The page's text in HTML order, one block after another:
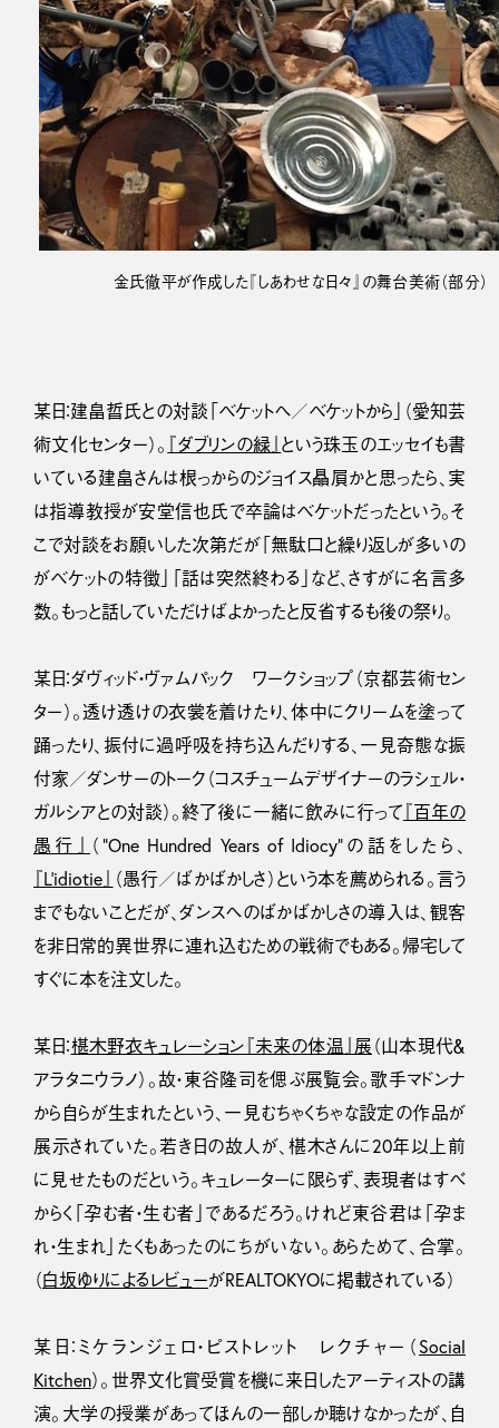
金氏徹平が作成した『しあわせな日々』の舞台美術（部分）
某日：建畠晢氏との対談「ベケットへ／ベケットから」（愛知芸
術文化センター）。 『ダブリンの緑』 という珠玉のエッセイも書
いている建畠さんは根っからのジョイス贔屓かと思ったら、実
は指導教授が安堂信也氏で卒論はベケットだったという。そ
こで対談をお願いした次第だが「無駄口と繰り返しが多いの
がベケットの特徴」「話は突然終わる」など、さすがに名言多
数。もっと話していただけばよかったと反省するも後の祭り。
某日：ダヴィッド・ヴァムパック ワークショップ（京都芸術セン
ター）。透け透けの衣裳を着けたり、体中にクリームを塗って
踊ったり、振付に過呼吸を持ち込んだりする、一見奇態な振
付家／ダンサーのトーク（コスチュームデザイナーのラシェル・
ガルシアとの対談）。終了後に一緒に飲みに行って 『百年の
愚行』
（”One Hundred Years of Idiocy”の話をしたら、
『L’idiotie』
（愚行／ばかばかしさ）という本を薦められる。言う
までもないことだが、ダンスへのばかばかしさの導入は、観客
を非日常的異世界に連れ込むための戦術でもある。帰宅して
すぐに本を注文した。
某日：椹木野衣キュレーション『未来の体温』展 （山本現代＆
アラタニウラノ）。故・東谷隆司を偲ぶ展覧会。歌手マドンナ
から自らが生まれたという、一見むちゃくちゃな設定の作品が
展示されていた。若き日の故人が、椹木さんに20年以上前
に見せたものだという。キュレーターに限らず、表現者はすべ
からく「孕む者・生む者」であるだろう。けれど東谷君は「孕ま
れ・生まれ」たくもあったのにちがいない。あらためて、合掌。
（白坂ゆりによるレビューがREALTOKYOに掲載されている）
某日：ミケランジェロ・ピストレット レクチャー（ Social
Kitchen）。世界文化賞受賞を機に来日したアーティストの講
演。大学の授業があってほんの一部しか聴けなかったが、自